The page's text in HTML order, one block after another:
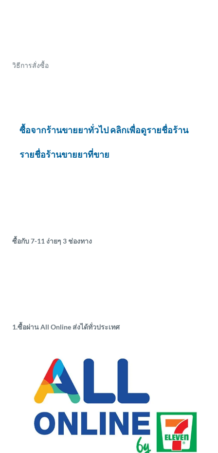
วิธีการสั่งซื้อ
ซื้อจากร้านขายยาทั่วไป คลิกเพื่อดูรายชื่อร้าน
รายชื่อร้านขายยาที่ขาย
ซื้อกับ 7-11 ง่ายๆ 3 ช่องทาง
1.ซื้อผ่าน All Online ส่งได้ทั่วประเทศ